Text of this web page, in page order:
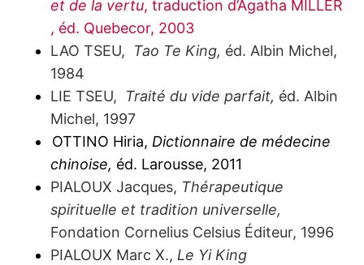
et de la vertu, traduction d’Agatha MILLER
, éd. Quebecor, 2003
LAO TSEU, Tao Te King, éd. Albin Michel,
1984
LIE TSEU, Traité du vide parfait, éd. Albin
Michel, 1997
OTTINO Hiria,Dictionnaire de médecine
chinoise, éd. Larousse, 2011
PIALOUX Jacques, Thérapeutique
spirituelle et tradition universelle,
Fondation Cornelius Celsius Éditeur, 1996
PIALOUX Marc X., Le Yi King